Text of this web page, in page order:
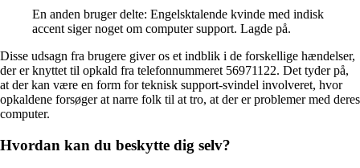
En anden bruger delte: Engelsktalende kvinde med indisk
accent siger noget om computer support. Lagde på.
Disse udsagn fra brugere giver os et indblik i de forskellige hændelser,
der er knyttet til opkald fra telefonnummeret 56971122. Det tyder på,
at der kan være en form for teknisk support-svindel involveret, hvor
opkaldene forsøger at narre folk til at tro, at der er problemer med deres
computer.
Hvordan kan du beskytte dig selv?